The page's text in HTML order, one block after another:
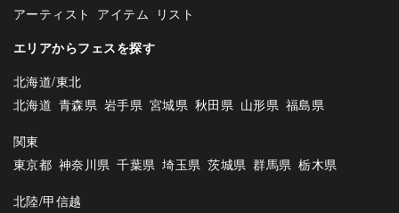
アーティスト アイテム
リスト
エリアからフェスを探す
北海道/東北
北海道 青森県 岩手県 宮城県 秋田県 山形県 福島県
関東
東京都 神奈川県 千葉県 埼玉県 茨城県 群馬県 栃木県
北陸/甲信越